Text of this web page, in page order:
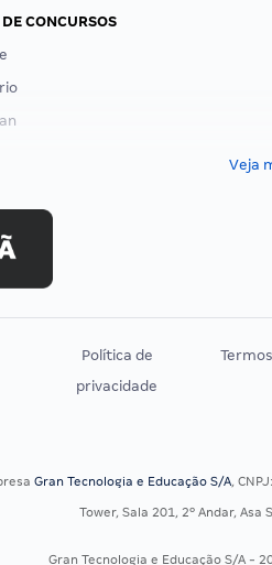
CONCURSOS
Veja
Política de
privacidade
Gran Tecnologia e Educação S/A,
Tower, Sala 201, 2º Andar, Asa
Gran Tecnologia e Educação S/A -